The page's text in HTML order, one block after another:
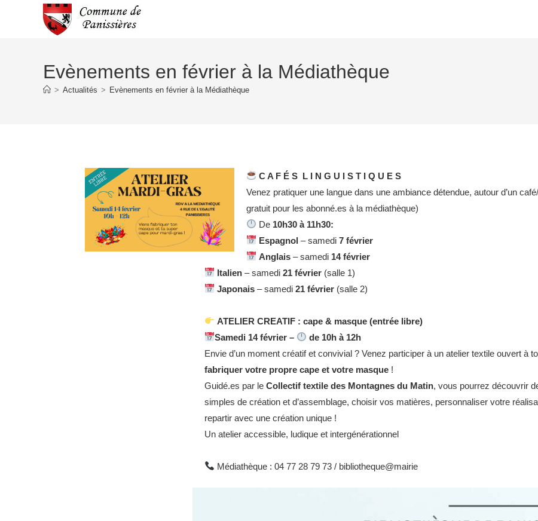
Evènements en février à la Médiathèque
> Actualités > Evènements en février à la Médiathèque
C A F É S L I N G U I S T I Q U E S
Venez pratiquer une langue dans une ambiance détendue, autour d’un
gratuit pour les abonné.es à la médiathèque)
De 10h30 à 11h30:
Espagnol – samedi7 février
Anglais – samedi 14 février
Italien – samedi21 février (salle 1)
Japonais – samedi21 février (salle 2)
ATELIER CREATIF : cape & masque (entrée libre)
Samedi 14 février –
de 10h à 12h
Envie d’un moment créatif et convivial ? Venez participer à un atelier textile ouvert à
fabriquer votre propre cape et votre masque !
Guidé.es par le Collectif textile des Montagnes du Matin, vous pourrez découvrir
simples de création et d’assemblage, choisir vos matières, personnaliser votre
repartir avec une création unique !
Un atelier accessible, ludique et intergénérationnel
Médiathèque : 04 77 28 79 73 / bibliotheque@mairie